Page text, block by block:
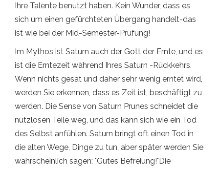
Ihre Talente benutzt haben. Kein Wunder, dass es
sich um einen gefürchteten Übergang handelt-das
ist wie bei der Mid-Semester-Prüfung!
Im Mythos ist Saturn auch der Gott der Ernte, und es
ist die Erntezeit während Ihres Saturn -Rückkehrs.
Wenn nichts gesät und daher sehr wenig erntet wird,
werden Sie erkennen, dass es Zeit ist, beschäftigt zu
werden. Die Sense von Saturn Prunes schneidet die
nutzlosen Teile weg, und das kann sich wie ein Tod
des Selbst anfühlen. Saturn bringt oft einen Tod in
die alten Wege, Dinge zu tun, aber später werden Sie
wahrscheinlich sagen: "Gutes Befreiung!"Die